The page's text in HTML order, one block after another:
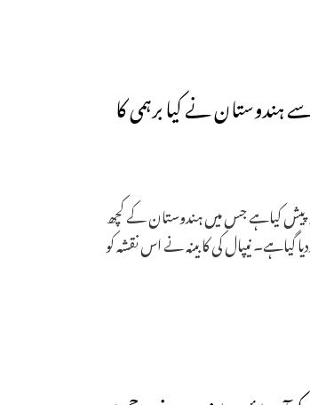
ہندوستان نے کیا برہمی کا
پیش کیاہے جس میں ہندوستان کے کچھ
گیاہے۔ نیپال کی کابینہ نے اس نقشہ کو